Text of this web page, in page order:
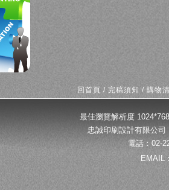
回首頁 /完稿須知 /購物
最佳瀏覽解析度
忠誠印刷設計有限公
電話：02-
EMAIL